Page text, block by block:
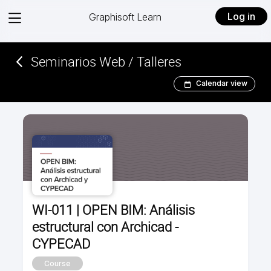
View
Graphisoft Learn Log in
Seminarios Web / Talleres
Calendar view
WI-011 | OPEN BIM: Análisis
estructural con Archicad -
CYPECAD
Course